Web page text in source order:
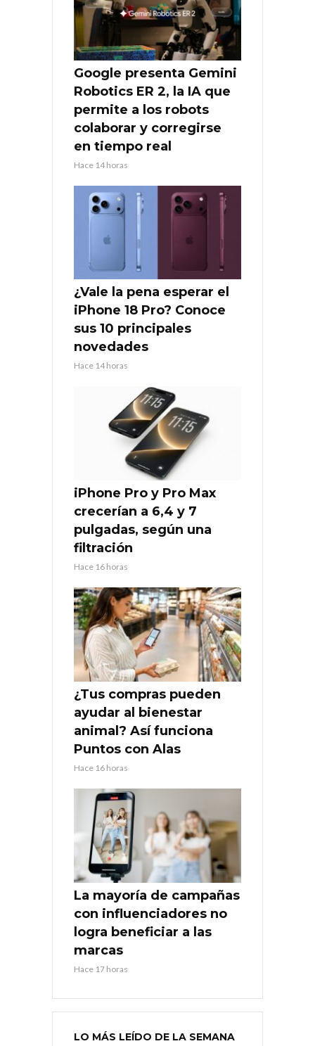
Google presenta Gemini
Robotics ER 2, la IA que
permite a los robots
colaborar y corregirse
en tiempo real
Hace 14 horas
¿Vale la pena esperar el
iPhone 18 Pro? Conoce
sus 10 principales
novedades
Hace 14 horas
iPhone Pro y Pro Max
crecerían a 6,4 y 7
pulgadas, según una
filtración
Hace 16 horas
¿Tus compras pueden
ayudar al bienestar
animal? Así funciona
Puntos con Alas
Hace 16 horas
La mayoría de campañas
con influenciadores no
logra beneficiar a las
marcas
Hace 17 horas
LO MÁS LEÍDO DE LA SEMANA